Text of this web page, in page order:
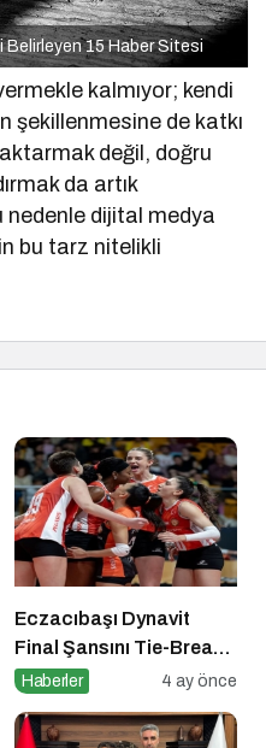
Belirleyen 15 Haber Sitesi
kalmıyor; kendi
şekillenmesine de katkı
değil, doğru
da artık
nedenle dijital medya
bu tarz nitelikli
Eczacıbaşı Dynavit
Final Şansını Tie-Break
Setiyle Kaybetti
Haberler 4 ay önce